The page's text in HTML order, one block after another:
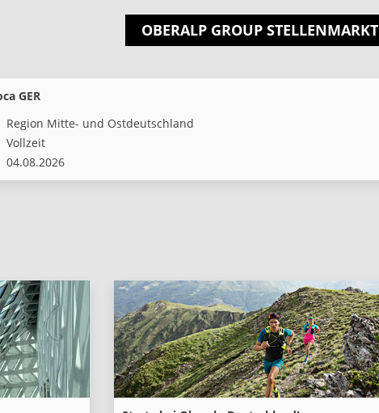
OBERALP GROUP STELLENMARKT
GER
Region Mitte- und Ostdeutschland
Vollzeit
04.08.2026